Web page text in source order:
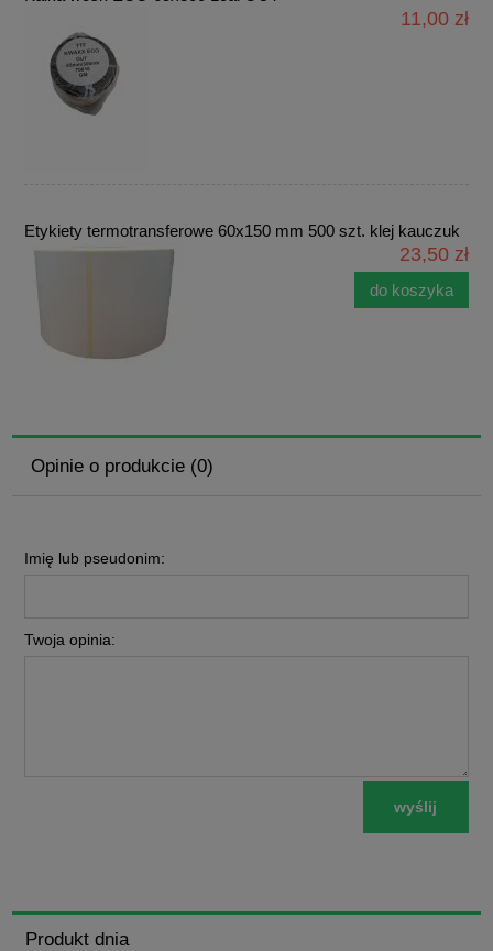
11,00 zł
Etykiety termotransferowe 60x150 mm 500 szt. klej kauczuk
23,50 zł
do koszyka
Opinie o produkcie (0)
Imię lub pseudonim:
Twoja opinia:
wyślij
Produkt dnia